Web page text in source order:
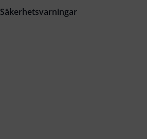
Säkerhetsvarningar